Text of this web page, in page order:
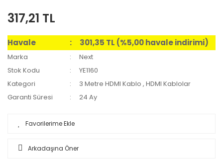
317,21 TL
Havale 301,35 TL (%5,00 havale indirimi)
Marka
Next
Stok Kodu
YE1160
Kategori
3 Metre HDMI Kablo ,HDMI Kablolar
Garanti Süresi
24 Ay
Arkadaşına Öner